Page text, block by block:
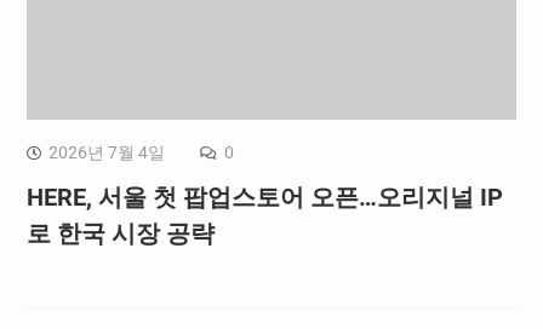
2026년 7월 4일 0
HERE, 서울 첫 팝업스토어 오픈…오리지널 IP
로 한국 시장 공략